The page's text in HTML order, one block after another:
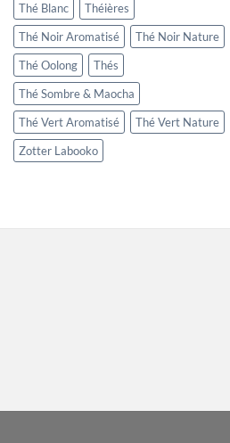
Thé Blanc
Théières
Thé Noir Aromatisé
Thé Noir Nature
Thé Oolong
Thés
Thé Sombre & Maocha
Thé Vert Aromatisé
Thé Vert Nature
Zotter Labooko